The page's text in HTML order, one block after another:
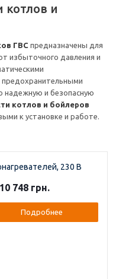
котлов и
ГВС предназначены для
избыточного давления и
надежную и безопасную
котлов и бойлеров
к установке и работе.
230 В
748 грн.
Подробнее